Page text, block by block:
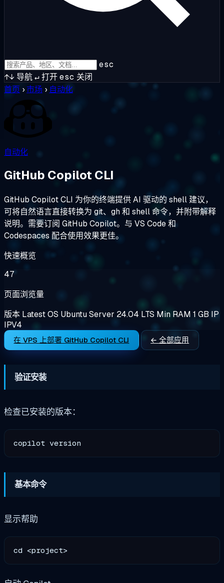
esc
↑↓ 导航↵打开esc 关闭
首页 ›市场 › 自动化
自动化
GitHub Copilot CLI
GitHub Copilot CLI 为你的终端提供 AI 驱动的 shell 建议，
可将自然语言直接转换为 git、gh 和 shell 命令，并附带解释
说明。需要订阅 GitHub Copilot。与 VS Code 和
Codespaces 配合使用效果更佳。
快速概览
47
页面浏览量
版本 LatestOS Ubuntu Server 24.04 LTS Min RAM 1 GB IP
IPV4
在 VPS 上部署 GitHub Copilot CLI ← 全部应用
验证安装
检查已安装的版本：
基本命令
显示帮助